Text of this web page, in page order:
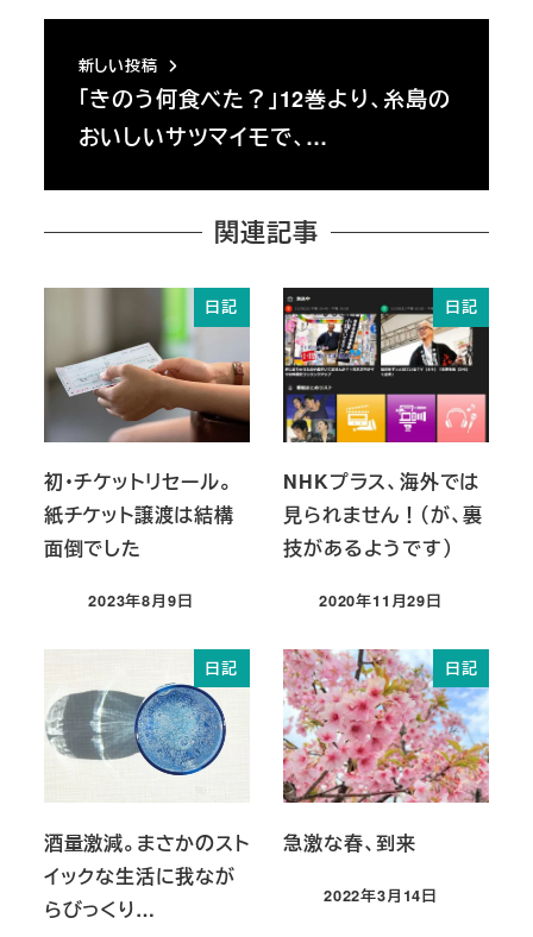
新しい投稿
「きのう何食べた？」12巻より、糸島の
おいしいサツマイモで、…
関連記事
日記
初・チケットリセール。
紙チケット譲渡は結構
面倒でした
投稿日
2023年8月9日
日記
NHKプラス、海外では
見られません！（が、裏
技があるようです）
投稿日
2020年11月29日
日記
酒量激減。まさかのスト
イックな生活に我なが
らびっくり…
日記
急激な春、到来
投稿日
2022年3月14日